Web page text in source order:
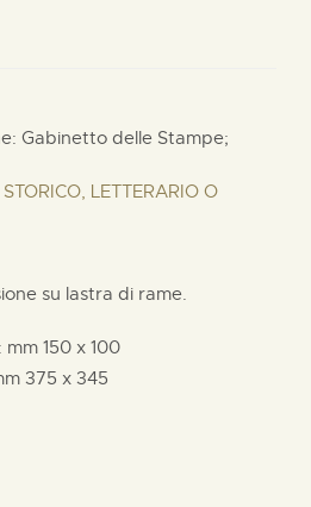
Gabinetto delle Stampe;
LETTERARIO O
su lastra di rame.
mm 150 x 100
375 x 345